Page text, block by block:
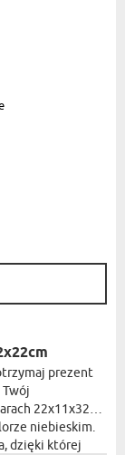
prezent
22x11x32
niebieskim.
dzięki której